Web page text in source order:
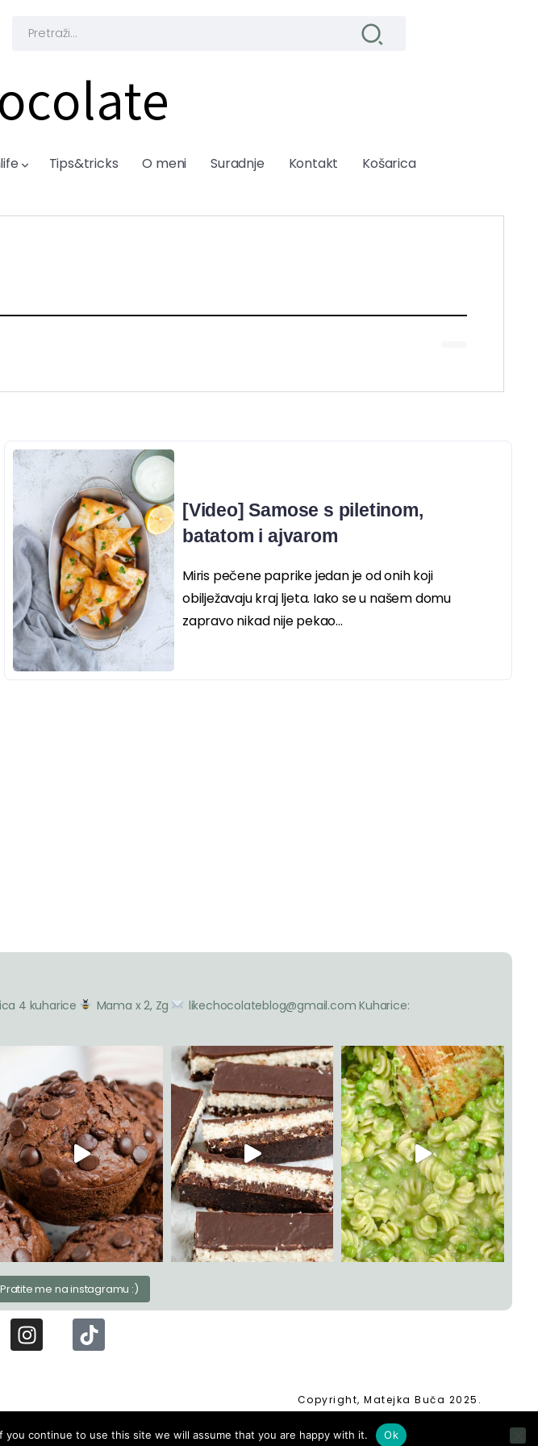
Tips&tricks O meni Suradnje Kontakt Košarica
[Video] Samose s piletinom,
batatom i ajvarom
Miris pečene paprike jedan je od onih koji
obilježavaju kraj ljeta. Iako se u našem domu
zapravo nikad nije pekao...
4 kuharice Mama x 2, Zg likechocolateblog@gmail.com Kuharice:
Pratite me na instagramu :)
Copyright, Matejka Buča 2025.
continue to use this site we will assume that you are happy with it. Ok